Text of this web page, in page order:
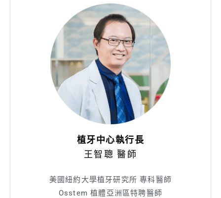
植牙中心執行長
王智聰 醫師
美國紐約大學植牙研究所 專科醫師
Osstem 植體亞洲區特聘醫師